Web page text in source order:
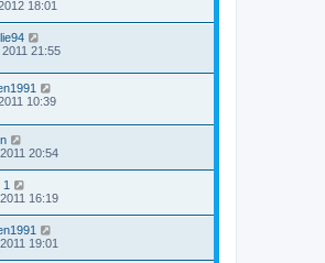
18:01
21:55
10:39
20:54
1
16:19
19:01